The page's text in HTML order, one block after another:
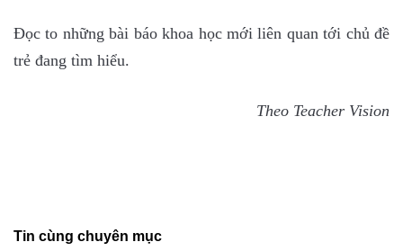
Đọc to những bài báo khoa học mới liên quan tới chủ đề
trẻ đang tìm hiểu.
Theo Teacher Vision
Tin cùng chuyên mục